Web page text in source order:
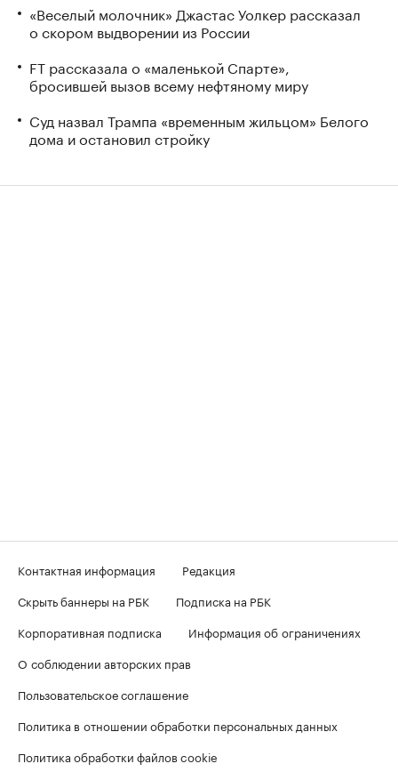
«Веселый молочник» Джастас Уолкер рассказал
о скором выдворении из России
FT рассказала о «маленькой Спарте»,
бросившей вызов всему нефтяному миру
Суд назвал Трампа «временным жильцом» Белого
дома и остановил стройку
Контактная информация
Редакция
Скрыть баннеры на РБК
Подписка на РБК
Корпоративная подписка
Информация об ограничениях
О соблюдении авторских прав
Пользовательское соглашение
Политика в отношении обработки персональных данных
Политика обработки файлов cookie